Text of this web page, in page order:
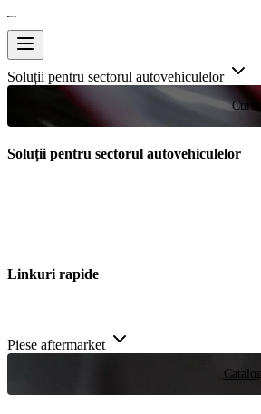
Soluții pentru sectorul autovehiculelor
Curse
Soluții pentru sectorul autovehiculelor
Linkuri rapide
Piese aftermarket